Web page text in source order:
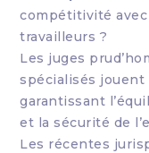
compétitivité
travailleurs ?
Les juges
spécialisés
garantissant
et la sécurité de
Les récentes